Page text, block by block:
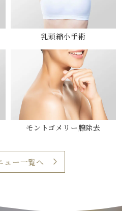
乳頭縮小手術
モントゴメリー腺除去
ュー一覧へ